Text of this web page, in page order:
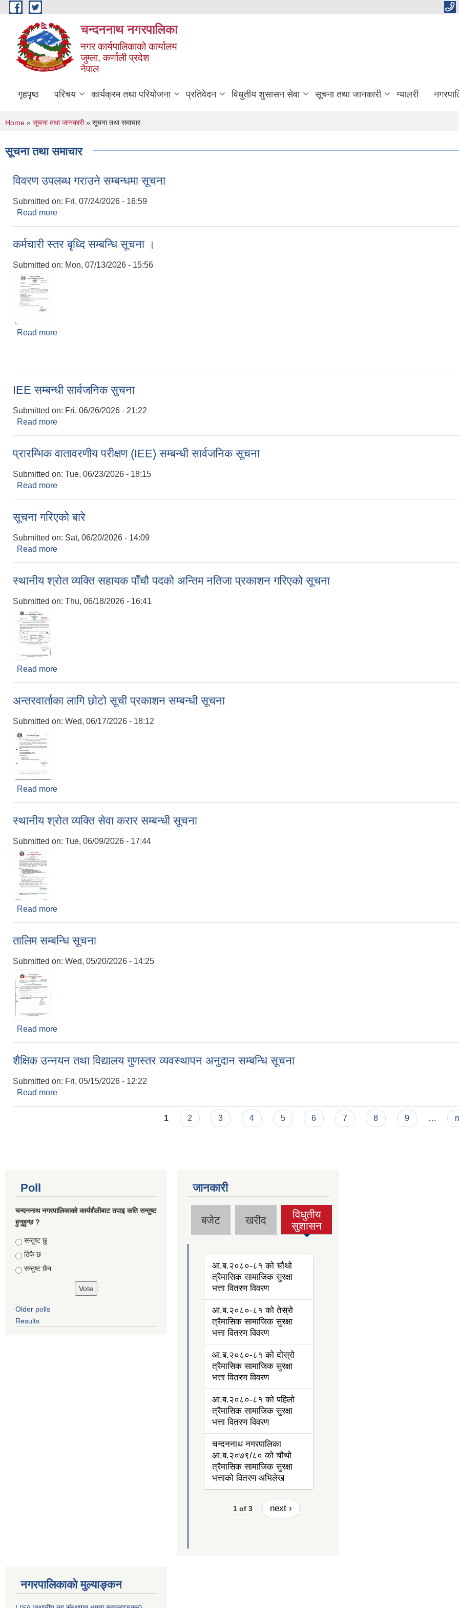
Skip to main content
चन्दननाथ नगरपालिका
नगर कार्यपालिकाको कार्यालय
जुम्ला, कर्णाली प्रदेश
नेपाल
गृहपृष्ठ परिचय कार्यक्रम तथा परियोजना प्रतिवेदन विधुतीय शुसासन सेवा सूचना तथा जानकारी ग्यालरी
You are here
Home » सूचना तथा जानकारी» सूचना तथा समाचार
सूचना तथा समाचार
विवरण उपलब्ध गराउने सम्बन्धमा सूचना
Submitted on: Fri, 07/24/2026 - 16:59
Read more
कर्मचारी स्तर बृध्दि सम्बन्धि सूचना ।
Submitted on: Mon, 07/13/2026 - 15:56
Read more
IEE सम्बन्धी सार्वजनिक सुचना
Submitted on: Fri, 06/26/2026 - 21:22
Read more
प्रारम्भिक वातावरणीय परीक्षण (IEE) सम्बन्धी सार्वजनिक सूचना
Submitted on: Tue, 06/23/2026 - 18:15
Read more
सूचना गरिएको बारे
Submitted on: Sat, 06/20/2026 - 14:09
Read more
स्थानीय श्रोत व्यक्ति सहायक पाँचौ पदको अन्तिम नतिजा प्रकाशन गरिएको सूचना
Submitted on: Thu, 06/18/2026 - 16:41
Read more
अन्तरवार्ताका लागि छोटो सूची प्रकाशन सम्बन्धी सूचना
Submitted on: Wed, 06/17/2026 - 18:12
Read more
स्थानीय श्रोत व्यक्ति सेवा करार सम्बन्धी सूचना
Submitted on: Tue, 06/09/2026 - 17:44
Read more
तालिम सम्बन्धि सूचना
Submitted on: Wed, 05/20/2026 - 14:25
Read more
शैक्षिक उन्नयन तथा विद्यालय गुणस्तर व्यवस्थापन अनुदान सम्बन्धि सूचना
Submitted on: Fri, 05/15/2026 - 12:22
Read more
1 2 3 4 5 6 7 8 9 …
Poll
चन्दननाथ नगरपालिकाको कार्यशैलीबाट तपाइ कति सन्तुष्ट
हुनुहुन्छ ?
Choices
सन्तुष्ट छु
ठिकै छ
सन्तुष्ट छैन
Older polls
Results
जानकारी
बजेट खरीद
विधुतीय
सुशासन
(active
tab)
आ.ब.२०८०-८१ को चौथो
त्रैमासिक सामाजिक सुरक्षा
भत्ता वितरण विवरण
आ.ब.२०८०-८१ को तेस्रो
त्रैमासिक सामाजिक सुरक्षा
भत्ता वितरण विवरण
आ.ब.२०८०-८१ को दोस्रो
त्रैमासिक सामाजिक सुरक्षा
भत्ता वितरण विवरण
आ.ब.२०८०-८१ को पहिलो
त्रैमासिक सामाजिक सुरक्षा
भत्ता वितरण विवरण
चन्दननाथ नगरपालिका
आ.ब.२०७९/८० को चौथो
त्रैमासिक सामाजिक सुरक्षा
भत्ताको वितरण अभिलेख
1 of 3 next ›
नगरपालिकाको मुल्याङ्कन